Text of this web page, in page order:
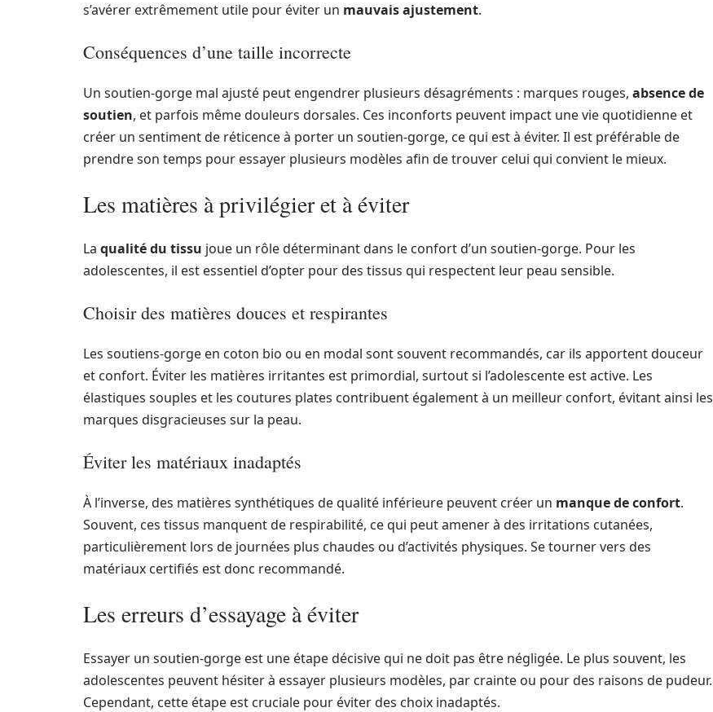
s’avérer extrêmement utile pour éviter un mauvais ajustement.
Conséquences d’une taille incorrecte
Un soutien-gorge mal ajusté peut engendrer plusieurs désagréments : marques rouges, absence de
soutien, et parfois même douleurs dorsales. Ces inconforts peuvent impact une vie quotidienne et
créer un sentiment de réticence à porter un soutien-gorge, ce qui est à éviter. Il est préférable de
prendre son temps pour essayer plusieurs modèles afin de trouver celui qui convient le mieux.
Les matières à privilégier et à éviter
La qualité du tissu joue un rôle déterminant dans le confort d’un soutien-gorge. Pour les
adolescentes, il est essentiel d’opter pour des tissus qui respectent leur peau sensible.
Choisir des matières douces et respirantes
Les soutiens-gorge en coton bio ou en modal sont souvent recommandés, car ils apportent douceur
et confort. Éviter les matières irritantes est primordial, surtout si l’adolescente est active. Les
élastiques souples et les coutures plates contribuent également à un meilleur confort, évitant ainsi les
marques disgracieuses sur la peau.
Éviter les matériaux inadaptés
À l’inverse, des matières synthétiques de qualité inférieure peuvent créer un manque de confort.
Souvent, ces tissus manquent de respirabilité, ce qui peut amener à des irritations cutanées,
particulièrement lors de journées plus chaudes ou d’activités physiques. Se tourner vers des
matériaux certifiés est donc recommandé.
Les erreurs d’essayage à éviter
Essayer un soutien-gorge est une étape décisive qui ne doit pas être négligée. Le plus souvent, les
adolescentes peuvent hésiter à essayer plusieurs modèles, par crainte ou pour des raisons de pudeur.
Cependant, cette étape est cruciale pour éviter des choix inadaptés.